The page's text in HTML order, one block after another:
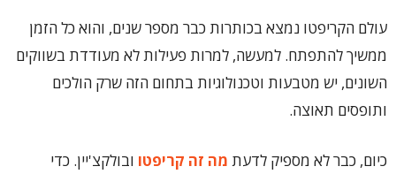
עולם הקריפטו נמצא בכותרות כבר מספר שנים, והוא כל הזמן
ממשיך להתפתח. למעשה, למרות פעילות לא מעודדת בשווקים
השונים, יש מטבעות וטכנולוגיות בתחום הזה שרק הולכים
ותופסים תאוצה.
כיום, כבר לא מספיק לדעת מה זה קריפטו ובולקצ'יין. כדי